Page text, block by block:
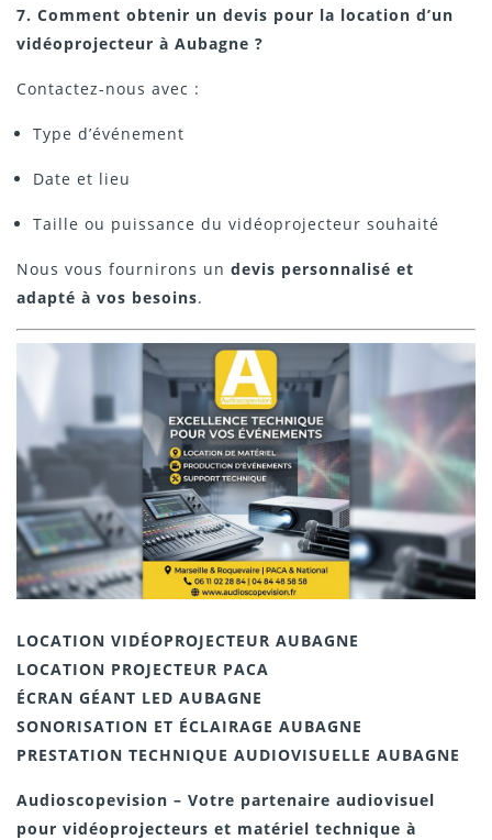
7. Comment obtenir un devis pour la location d’un
vidéoprojecteur à Aubagne ?
Contactez-nous avec :
Type d’événement
Date et lieu
Taille ou puissance du vidéoprojecteur souhaité
Nous vous fournirons un devis personnalisé et
adapté à vos besoins.
LOCATION VIDÉOPROJECTEUR AUBAGNE
LOCATION PROJECTEUR PACA
ÉCRAN GÉANT LED AUBAGNE
SONORISATION ET ÉCLAIRAGE AUBAGNE
PRESTATION TECHNIQUE AUDIOVISUELLE AUBAGNE
Audioscopevision – Votre partenaire audiovisuel
pour vidéoprojecteurs et matériel technique à